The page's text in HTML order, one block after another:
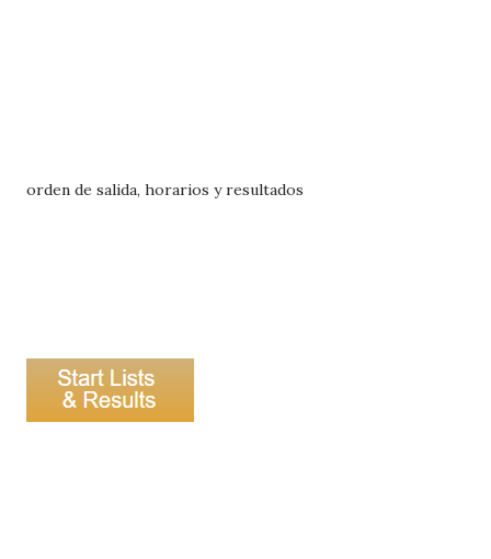
orden de salida, horarios y resultados